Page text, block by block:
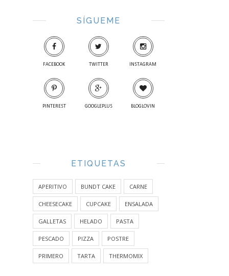
SÍGUEME
FACEBOOK TWITTER INSTAGRAM
PINTEREST GOOGLEPLUS BLOGLOVIN
ETIQUETAS
APERITIVO BUNDT CAKE CARNE
CHEESECAKE CUPCAKE ENSALADA
GALLETAS HELADO PASTA
PESCADO PIZZA POSTRE
PRIMERO TARTA THERMOMIX